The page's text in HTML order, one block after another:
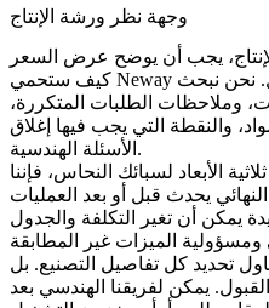
وجهة نظر ورشة الإنتاج
يجب أن يوضح عرض السعر
كيف ستحمي Neway الهندسة المعتمدة بعد البناء الأول. نحن نبحث
وملاحظات الطلبات المتكررة،
والنقطة التي يجب فيها إغلاق
الأسئلة الهندسية.
الأبعاد لسبائك النحاس، فإننا
يحدث قبل أو بعد العمليات
يمكن أن تغير التكلفة والجدول
تحديد كل تفاصيل التصنيع. بل
يمكن لفريقنا الهندسي بعد